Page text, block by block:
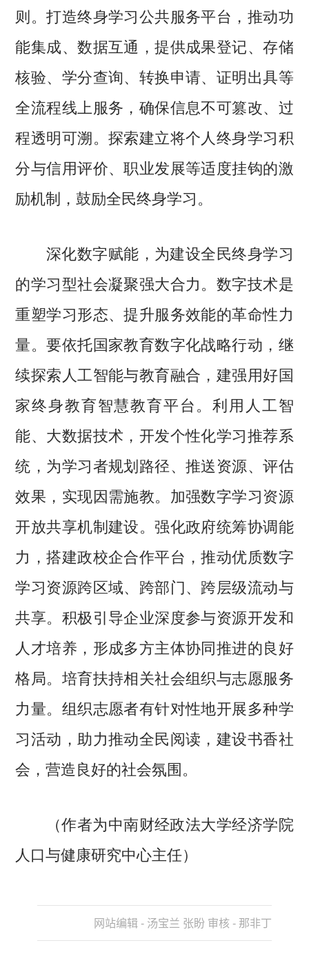
则。打造终身学习公共服务平台，推动功
能集成、数据互通，提供成果登记、存储
核验、学分查询、转换申请、证明出具等
全流程线上服务，确保信息不可篡改、过
程透明可溯。探索建立将个人终身学习积
分与信用评价、职业发展等适度挂钩的激
励机制，鼓励全民终身学习。
深化数字赋能，为建设全民终身学习
的学习型社会凝聚强大合力。数字技术是
重塑学习形态、提升服务效能的革命性力
量。要依托国家教育数字化战略行动，继
续探索人工智能与教育融合，建强用好国
家终身教育智慧教育平台。利用人工智
能、大数据技术，开发个性化学习推荐系
统，为学习者规划路径、推送资源、评估
效果，实现因需施教。加强数字学习资源
开放共享机制建设。强化政府统筹协调能
力，搭建政校企合作平台，推动优质数字
学习资源跨区域、跨部门、跨层级流动与
共享。积极引导企业深度参与资源开发和
人才培养，形成多方主体协同推进的良好
格局。培育扶持相关社会组织与志愿服务
力量。组织志愿者有针对性地开展多种学
习活动，助力推动全民阅读，建设书香社
会，营造良好的社会氛围。
（作者为中南财经政法大学经济学院
人口与健康研究中心主任）
网站编辑 - 汤宝兰 张盼 审核 - 那非丁